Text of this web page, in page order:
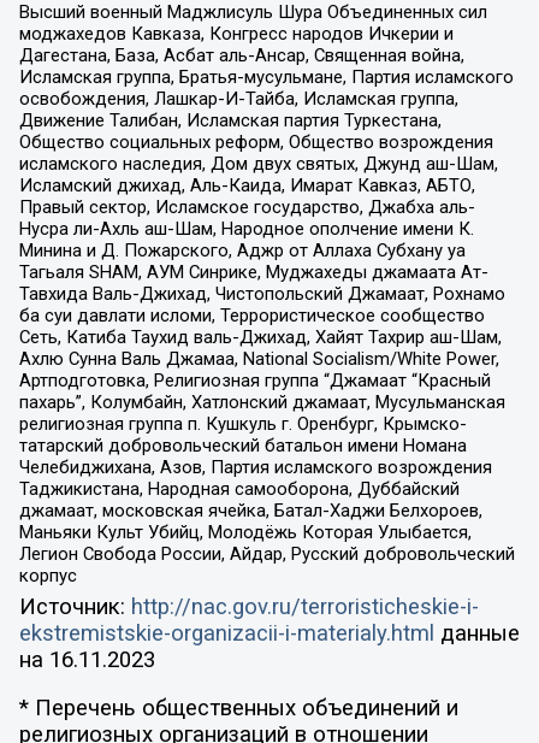
Высший военный Маджлисуль Шура Объединенных сил
моджахедов Кавказа, Конгресс народов Ичкерии и
Дагестана, База, Асбат аль-Ансар, Священная война,
Исламская группа, Братья-мусульмане, Партия исламского
освобождения, Лашкар-И-Тайба, Исламская группа,
Движение Талибан, Исламская партия Туркестана,
Общество социальных реформ, Общество возрождения
исламского наследия, Дом двух святых, Джунд аш-Шам,
Исламский джихад, Аль-Каида, Имарат Кавказ, АБТО,
Правый сектор, Исламское государство, Джабха аль-
Нусра ли-Ахль аш-Шам, Народное ополчение имени К.
Минина и Д. Пожарского, Аджр от Аллаха Субхану уа
Тагьаля SHAM, АУМ Синрике, Муджахеды джамаата Ат-
Тавхида Валь-Джихад, Чистопольский Джамаат, Рохнамо
ба суи давлати исломи, Террористическое сообщество
Сеть, Катиба Таухид валь-Джихад, Хайят Тахрир аш-Шам,
Ахлю Сунна Валь Джамаа, National Socialism/White Power,
Артподготовка, Религиозная группа “Джамаат “Красный
пахарь”, Колумбайн, Хатлонский джамаат, Мусульманская
религиозная группа п. Кушкуль г. Оренбург, Крымско-
татарский добровольческий батальон имени Номана
Челебиджихана, Азов, Партия исламского возрождения
Таджикистана, Народная самооборона, Дуббайский
джамаат, московская ячейка, Батал-Хаджи Белхороев,
Маньяки Культ Убийц, Молодёжь Которая Улыбается,
Легион Свобода России, Айдар, Русский добровольческий
корпус
Источник: http://nac.gov.ru/terroristicheskie-i-
ekstremistskie-organizacii-i-materialy.html данные
на 16.11.2023
* Перечень общественных объединений и
религиозных организаций в отношении